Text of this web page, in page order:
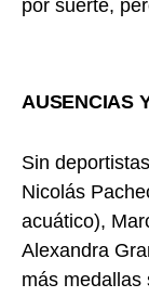
por suerte,
AUSENCIAS
Sin
Nicolás
acuático),
Alexandra
más medallas